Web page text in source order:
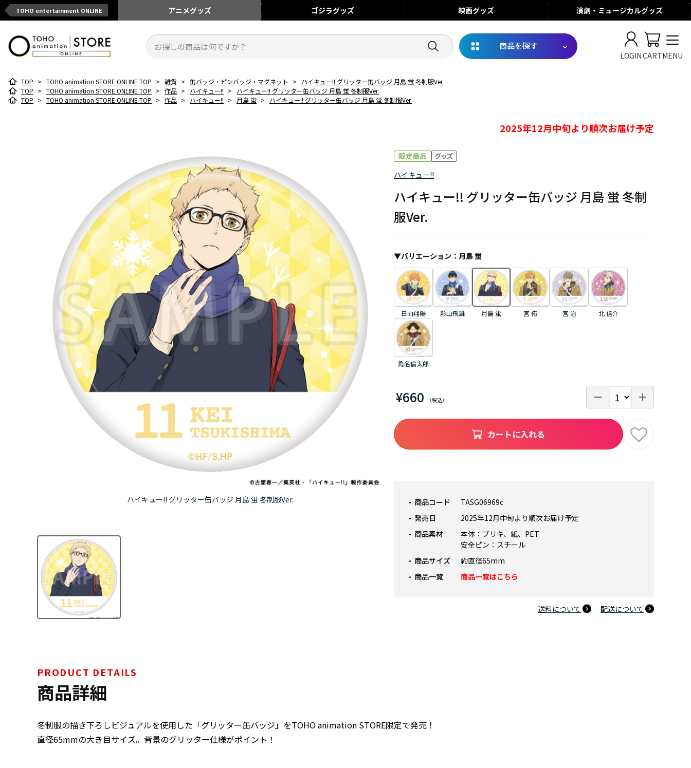
TOHO entertainment ONLINE アニメグッズ ゴジラグッズ 映画グッズ 演劇・ミュージカルグッズ
商品を探す
LOGINCARTMENU
TOP > TOHO animation STORE ONLINE TOP > 雑貨 > 缶バッジ・ピンバッジ・マグネット >
ハイキュー!! グリッター缶バッジ 月島 蛍 冬制服Ver.
TOP > TOHO animation STORE ONLINE TOP > 作品 > ハイキュー!! >
ハイキュー!! グリッター缶バッジ 月島 蛍 冬制服Ver.
TOP > TOHO animation STORE ONLINE TOP > 作品 > ハイキュー!! > 月島 蛍 > ハイキュー!! グリッター缶バッジ 月島 蛍 冬制服Ver.
2025年12月中旬より順次お届け予定
ハイキュー!! グリッター缶バッジ 月島 蛍 冬制服Ver.
ハイキュー!!
ハイキュー!! グリッター缶バッジ 月島 蛍 冬制
服Ver.
¥660
商品コード
TASG06969c
発売日
2025年12月中旬より順次お届け予定
商品素材
本体：ブリキ、紙、PET
安全ピン：スチール
商品サイズ
約直径65mm
商品一覧
商品一覧はこちら
送料について 配送について
▼バリエーション ： 月島 蛍
日向翔陽 影山飛雄 月島 蛍 宮 侑 宮 治 北 信介
角名倫太郎
カートに入れる
PRODUCT DETAILS
商品詳細
冬制服の描き下ろしビジュアルを使用した「グリッター缶バッジ」をTOHO animation STORE限定で発売！
直径65mmの大き目サイズ。背景のグリッター仕様がポイント！